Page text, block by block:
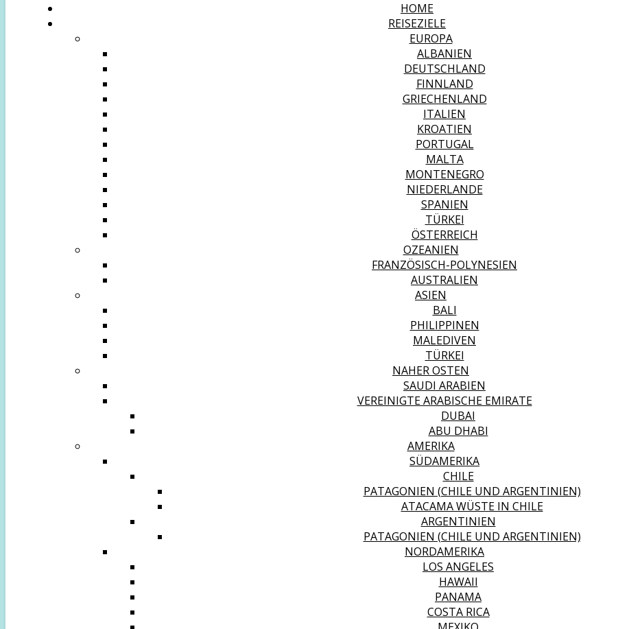
HOME
REISEZIELE
EUROPA
ALBANIEN
DEUTSCHLAND
FINNLAND
GRIECHENLAND
ITALIEN
KROATIEN
PORTUGAL
MALTA
MONTENEGRO
NIEDERLANDE
SPANIEN
TÜRKEI
ÖSTERREICH
OZEANIEN
FRANZÖSISCH-POLYNESIEN
AUSTRALIEN
ASIEN
BALI
PHILIPPINEN
MALEDIVEN
TÜRKEI
NAHER OSTEN
SAUDI ARABIEN
VEREINIGTE ARABISCHE EMIRATE
DUBAI
ABU DHABI
AMERIKA
SÜDAMERIKA
CHILE
PATAGONIEN (CHILE UND ARGENTINIEN)
ATACAMA WÜSTE IN CHILE
ARGENTINIEN
PATAGONIEN (CHILE UND ARGENTINIEN)
NORDAMERIKA
LOS ANGELES
HAWAII
PANAMA
COSTA RICA